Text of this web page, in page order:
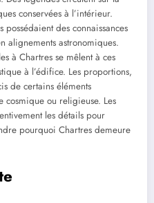
conservées à l’intérieur.
possédaient des connaissances
alignements astronomiques.
à Chartres se mêlent à ces
à l’édifice. Les proportions,
de certains éléments
cosmique ou religieuse. Les
les détails pour
pourquoi Chartres demeure